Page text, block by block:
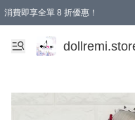
消費即享全單 8 折優惠！
購物滿 HKD 1500.00即享免運費